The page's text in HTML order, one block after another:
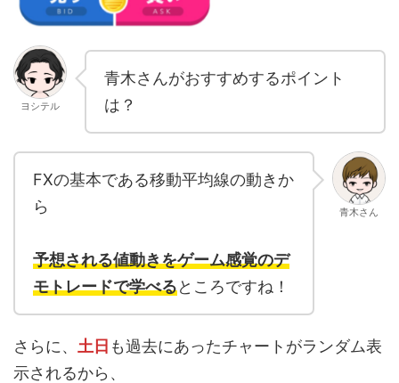
ヨシテル
青木さんがおすすめするポイント
は？
FXの基本である移動平均線の動きか
ら
予想される値動きをゲーム感覚のデ
モトレードで学べるところですね！
青木さん
さらに、 土日 も過去にあったチャートがランダム表
示されるから、